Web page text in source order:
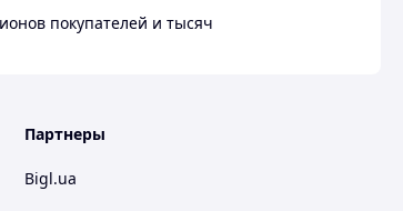
покупателей и тысяч
Партнеры
Bigl.ua